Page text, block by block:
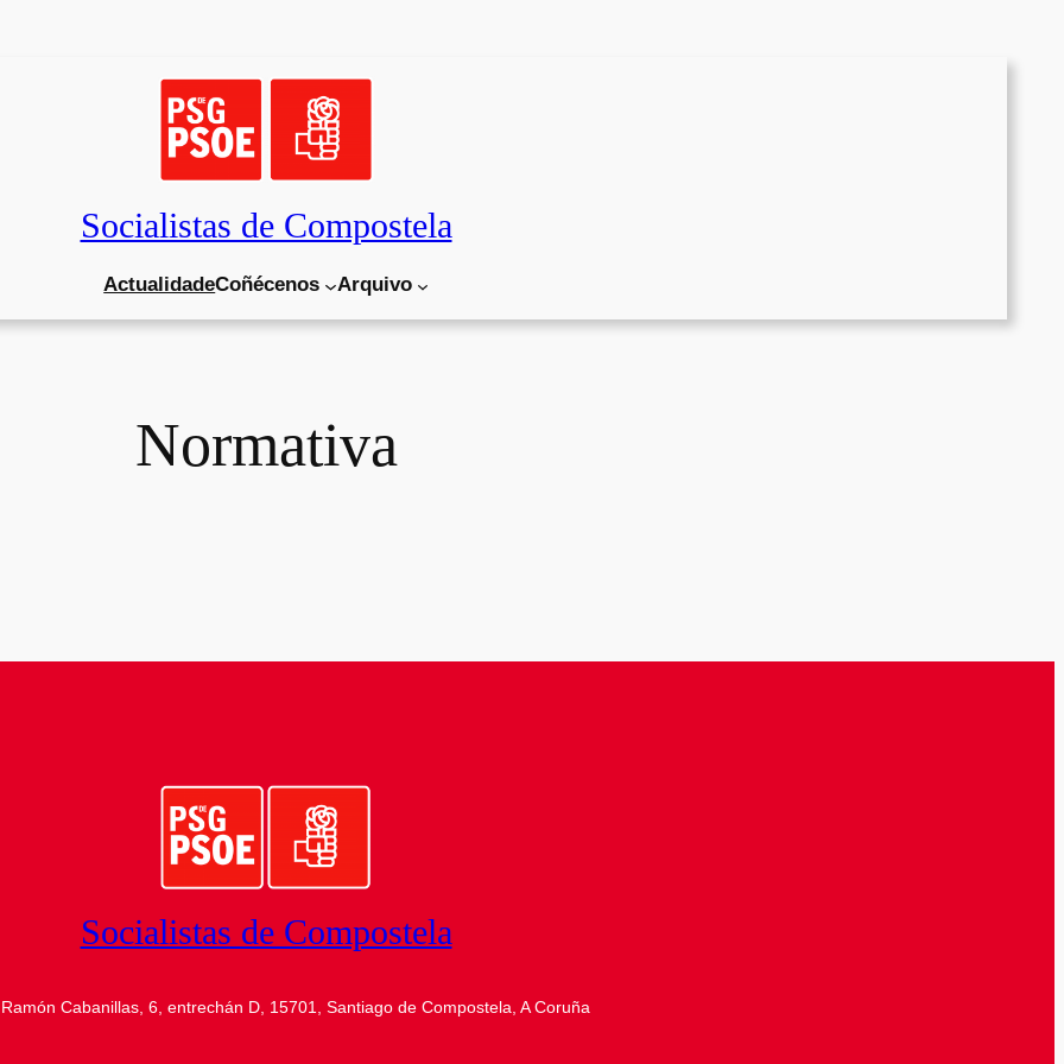
Socialistas de Compostela
ActualidadeCoñécenos Arquivo
Normativa
Socialistas de Compostela
Cabanillas, 6, entrechán D, 15701, Santiago de Compostela, A Coruña